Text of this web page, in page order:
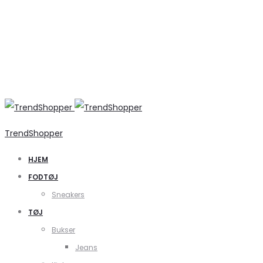
TrendShopper
HJEM
FODTØJ
Sneakers
TØJ
Bukser
Jeans